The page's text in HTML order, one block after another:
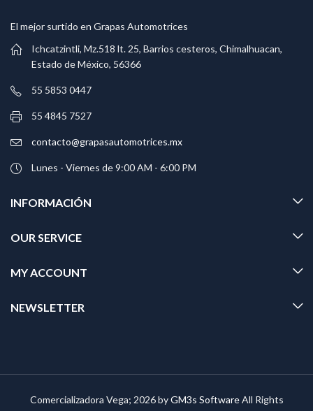
El mejor surtido en Grapas Automotrices
Ichcatzintli, Mz.518 lt. 25, Barrios cesteros, Chimalhuacan,
Estado de México, 56366
55 5853 0447
55 4845 7527
contacto@grapasautomotrices.mx
Lunes - Viernes de 9:00 AM - 6:00 PM
INFORMACIÓN
OUR SERVICE
MY ACCOUNT
NEWSLETTER
Comercializadora Vega; 2026 byGM3s SoftwareAll Rights